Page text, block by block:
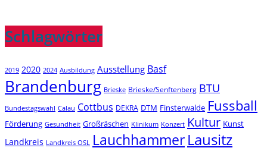
Schlagwörter
2019 2020 2024 Ausbildung Ausstellung Basf
Brandenburg Brieske Brieske/Senftenberg BTU
Bundestagswahl Calau Cottbus DEKRA DTM Finsterwalde Fussball
Förderung Gesundheit Großräschen Klinikum Konzert Kultur Kunst
Landkreis Landkreis OSL LauchhammerLausitz